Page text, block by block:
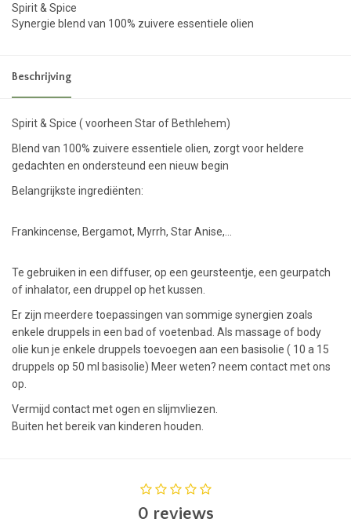
Spirit & Spice
Synergie blend van 100% zuivere essentiele olien
Beschrijving
Spirit & Spice ( voorheen Star of Bethlehem)
Blend van 100% zuivere essentiele olien, zorgt voor heldere
gedachten en ondersteund een nieuw begin
Belangrijkste ingrediënten:
Frankincense, Bergamot, Myrrh, Star Anise,...
Te gebruiken in een diffuser, op een geursteentje, een geurpatch
of inhalator, een druppel op het kussen.
Er zijn meerdere toepassingen van sommige synergien zoals
enkele druppels in een bad of voetenbad. Als massage of body
olie kun je enkele druppels toevoegen aan een basisolie ( 10 a 15
druppels op 50 ml basisolie) Meer weten? neem contact met ons
op.
Vermijd contact met ogen en slijmvliezen.
Buiten het bereik van kinderen houden.
0 reviews